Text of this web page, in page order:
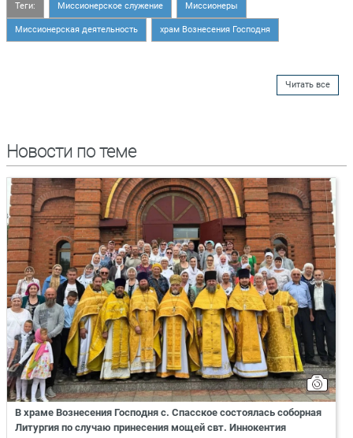
Теги: Миссионерское служение Миссионеры
Миссионерская деятельность храм Вознесения Господня
Читать все
Новости по теме
В храме Вознесения Господня с. Спасское состоялась соборная
Литургия по случаю принесения мощей свт. Иннокентия